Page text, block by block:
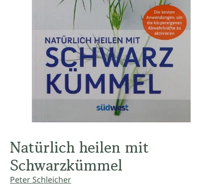
Natürlich heilen mit
Schwarzkümmel
Peter Schleicher